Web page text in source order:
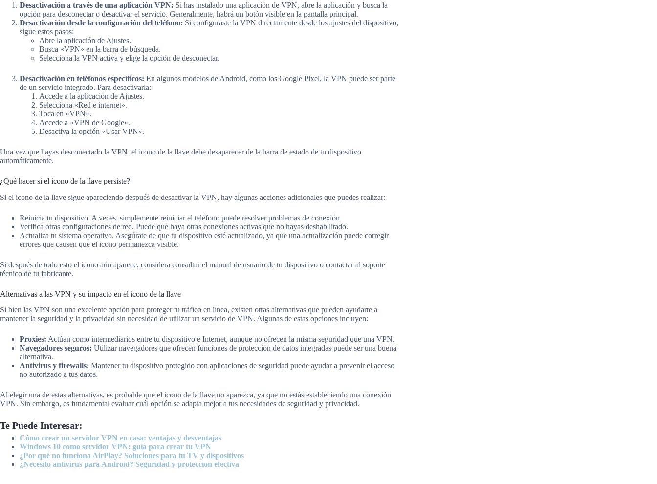
Desactivación a través de una aplicación VPN: Si has instalado una aplicación de VPN, abre la aplicación y busca la
opción para desconectar o desactivar el servicio. Generalmente, habrá un botón visible en la pantalla principal.
Desactivación desde la configuración del teléfono: Si configuraste la VPN directamente desde los ajustes del dispositivo,
sigue estos pasos:
Abre la aplicación de Ajustes.
Busca «VPN» en la barra de búsqueda.
Selecciona la VPN activa y elige la opción de desconectar.
Desactivación en teléfonos específicos: En algunos modelos de Android, como los Google Pixel, la VPN puede ser parte
de un servicio integrado. Para desactivarla:
Accede a la aplicación de Ajustes.
Selecciona «Red e internet».
Toca en «VPN».
Accede a «VPN de Google».
Desactiva la opción «Usar VPN».
Una vez que hayas desconectado la VPN, el icono de la llave debe desaparecer de la barra de estado de tu dispositivo
automáticamente.
¿Qué hacer si el icono de la llave persiste?
Si el icono de la llave sigue apareciendo después de desactivar la VPN, hay algunas acciones adicionales que puedes realizar:
Reinicia tu dispositivo. A veces, simplemente reiniciar el teléfono puede resolver problemas de conexión.
Verifica otras configuraciones de red. Puede que haya otras conexiones activas que no hayas deshabilitado.
Actualiza tu sistema operativo. Asegúrate de que tu dispositivo esté actualizado, ya que una actualización puede corregir
errores que causen que el icono permanezca visible.
Si después de todo esto el icono aún aparece, considera consultar el manual de usuario de tu dispositivo o contactar al soporte
técnico de tu fabricante.
Alternativas a las VPN y su impacto en el icono de la llave
Si bien las VPN son una excelente opción para proteger tu tráfico en línea, existen otras alternativas que pueden ayudarte a
mantener la seguridad y la privacidad sin necesidad de utilizar un servicio de VPN. Algunas de estas opciones incluyen:
Proxies: Actúan como intermediarios entre tu dispositivo e Internet, aunque no ofrecen la misma seguridad que una VPN.
Navegadores seguros: Utilizar navegadores que ofrecen funciones de protección de datos integradas puede ser una buena
alternativa.
Antivirus y firewalls: Mantener tu dispositivo protegido con aplicaciones de seguridad puede ayudar a prevenir el acceso
no autorizado a tus datos.
Al elegir una de estas alternativas, es probable que el icono de la llave no aparezca, ya que no estás estableciendo una conexión
VPN. Sin embargo, es fundamental evaluar cuál opción se adapta mejor a tus necesidades de seguridad y privacidad.
Te Puede Interesar:
Cómo crear un servidor VPN en casa: ventajas y desventajas
Windows 10 como servidor VPN: guía para crear tu VPN
¿Por qué no funciona AirPlay? Soluciones para tu TV y dispositivos
¿Necesito antivirus para Android? Seguridad y protección efectiva